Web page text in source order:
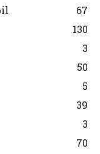
67
130
3
50
5
39
3
70